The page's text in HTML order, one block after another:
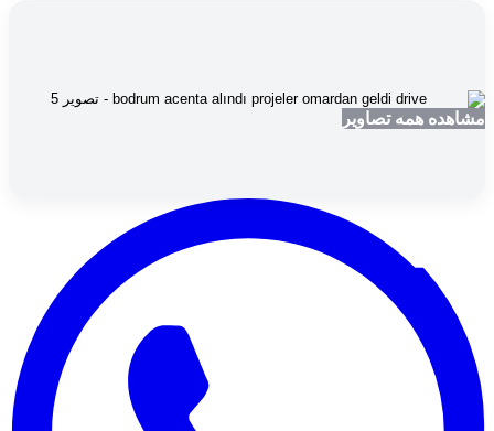
مشاهده همه تصاویر